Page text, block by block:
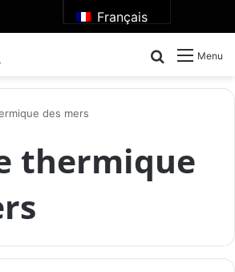
Français
Menu
Rechercher
des mers
thermique